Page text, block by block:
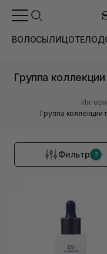
ВОЛОСЫЛИЦОТЕЛО
Группа
Группа коллекции
Фильтр 2